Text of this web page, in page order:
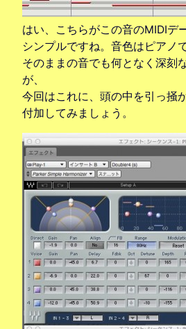
はい、こちらがこの音のMIDIデ
シンプルですね。音色はピアノで
そのままの音でも何となく深刻
が、
今回はこれに、頭の中を引っ掻
付加してみましょう。